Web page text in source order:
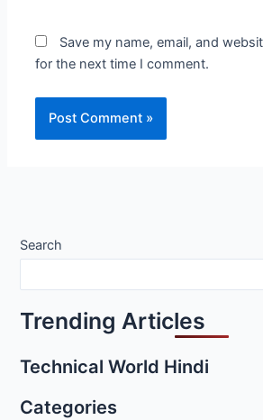
Save my name, email, and
for the next time I comment.
Search
Trending Articles
Technical World Hindi
Categories